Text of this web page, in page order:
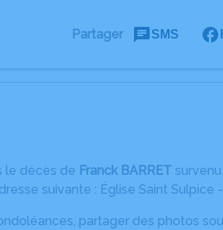
Partager SMS
le décès de Franck BARRET survenu
suivante : Église Saint Sulpice
partager des photos